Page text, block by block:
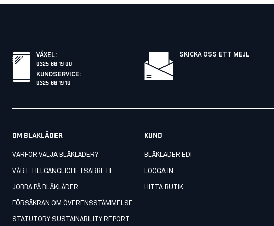
VÄXEL:
0325-66 19 00
KUNDSERVICE:
0325-66 19 10
SKICKA OSS ETT MEJL
OM BLÅKLÄDER
VARFÖR VÄLJA BLÅKLÄDER?
VÅRT TILLGÄNGLIGHETSARBETE
JOBBA PÅ BLÅKLÄDER
FÖRSÄKRAN OM ÖVERENSSTÄMMELSE
STATUTORY SUSTAINABILITY REPORT
KUND
BLÅKLÄDER EDI
LOGGA IN
HITTA BUTIK